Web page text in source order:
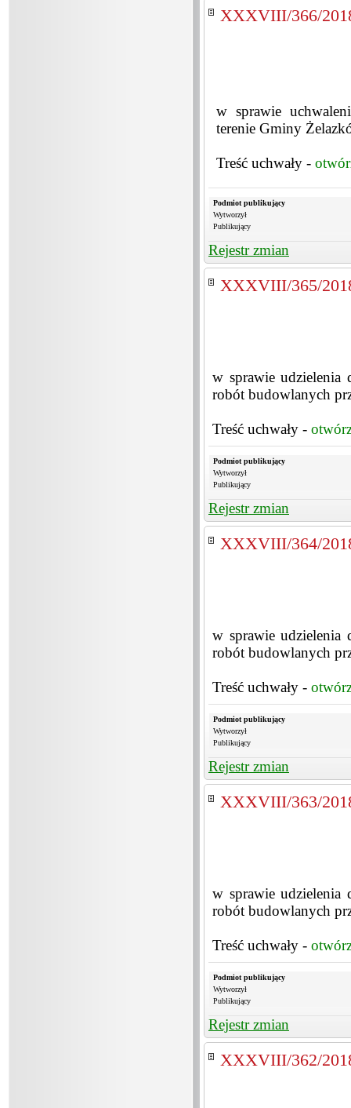
XXXVIII/366/
w sprawie
terenie Gminy
Treść uchwały -
Podmiot publikujący
Wytworzył
Publikujący
Rejestr zmian
XXXVIII/365/
w sprawie udzielenia
robót budowlanych
Treść uchwały -
Podmiot publikujący
Wytworzył
Publikujący
Rejestr zmian
XXXVIII/364/
w sprawie udzielenia
robót budowlanych
Treść uchwały -
Podmiot publikujący
Wytworzył
Publikujący
Rejestr zmian
XXXVIII/363/
w sprawie udzielenia
robót budowlanych
Treść uchwały -
Podmiot publikujący
Wytworzył
Publikujący
Rejestr zmian
XXXVIII/362/